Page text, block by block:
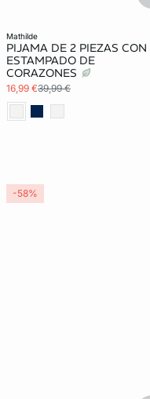
mathilde
PIJAMA DE 2 PIEZAS CON
ESTAMPADO DE
CORAZONES
16,99 €39,99 €
-58%